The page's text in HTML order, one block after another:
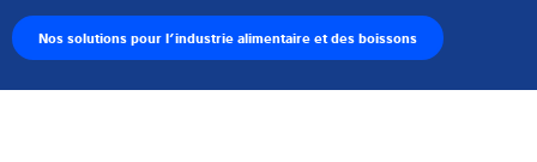
Nos solutions pour l’industrie alimentaire et des boissons